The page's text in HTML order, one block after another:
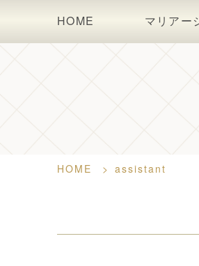
HOME マリアー
HOME > assistant